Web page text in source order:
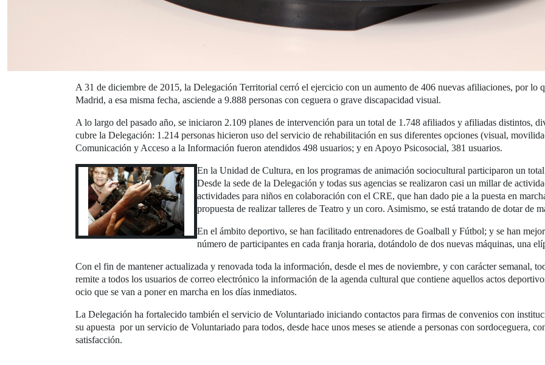
A 31 de diciembre de 2015, la Delegación Territorial cerró el ejercicio con un aumento de 406 nuevas afiliaciones, por lo
Madrid, a esa misma fecha, asciende a 9.888 personas con ceguera o grave discapacidad visual.
A lo largo del pasado año, se iniciaron 2.109 planes de intervención para un total de 1.748 afiliados y afiliadas distintos,
cubre la Delegación: 1.214 personas hicieron uso del servicio de rehabilitación en sus diferentes opciones (visual,
Comunicación y Acceso a la Información fueron atendidos 498 usuarios; y en Apoyo Psicosocial, 381 usuarios.
En la Unidad de Cultura, en los programas de animación sociocultural participaron un
Desde la sede de la Delegación y todas sus agencias se realizaron casi un millar de
actividades para niños en colaboración con el CRE, que han dado pie a la puesta en
propuesta de realizar talleres de Teatro y un coro. Asimismo, se está tratando de dotar de
En el ámbito deportivo, se han facilitado entrenadores de Goalball y Fútbol; y se han
número de participantes en cada franja horaria, dotándolo de dos nuevas máquinas, una
Con el fin de mantener actualizada y renovada toda la información, desde el mes de noviembre, y con carácter semanal,
remite a todos los usuarios de correo electrónico la información de la agenda cultural que contiene aquellos actos
ocio que se van a poner en marcha en los días inmediatos.
La Delegación ha fortalecido también el servicio de Voluntariado iniciando contactos para firmas de convenios con
su apuesta por un servicio de Voluntariado para todos, desde hace unos meses se atiende a personas con sordoceguera,
satisfacción.